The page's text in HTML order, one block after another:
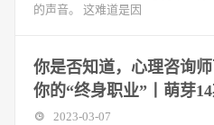
的声音。 这难道是因
你是否知道，心理咨询
你的“终身职业”丨萌芽
2023-03-07